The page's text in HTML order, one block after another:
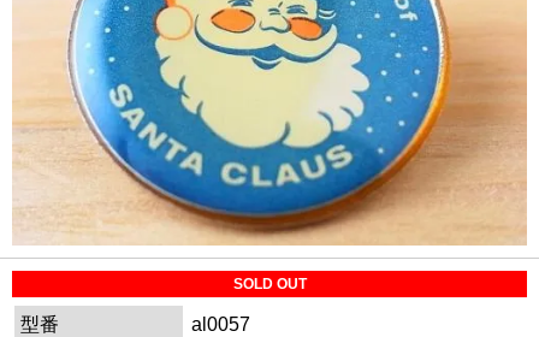
SOLD OUT
型番
al0057